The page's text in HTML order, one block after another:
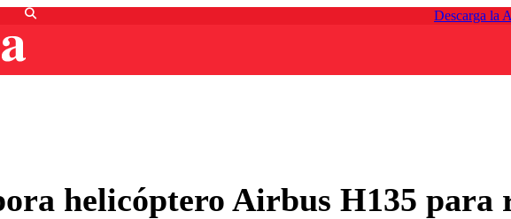
Descarga la
helicóptero Airbus H135 para